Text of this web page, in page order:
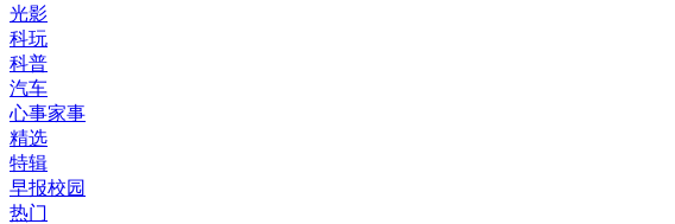
光影
科玩
科普
汽车
心事家事
精选
特辑
早报校园
热门